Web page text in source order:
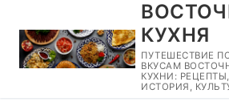
содержимому
КУХНЯ
ПУТЕШЕСТВИЕ
ВКУСАМ
КУХНИ: РЕЦЕПТЫ,
ИСТОРИЯ,